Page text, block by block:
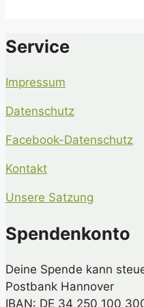
Service
Impressum
Datenschutz
Facebook-Datenschutz
Kontakt
Unsere Satzung
Spendenkonto
Deine Spende kann
Postbank Hannover
IBAN: DE 34 250 100